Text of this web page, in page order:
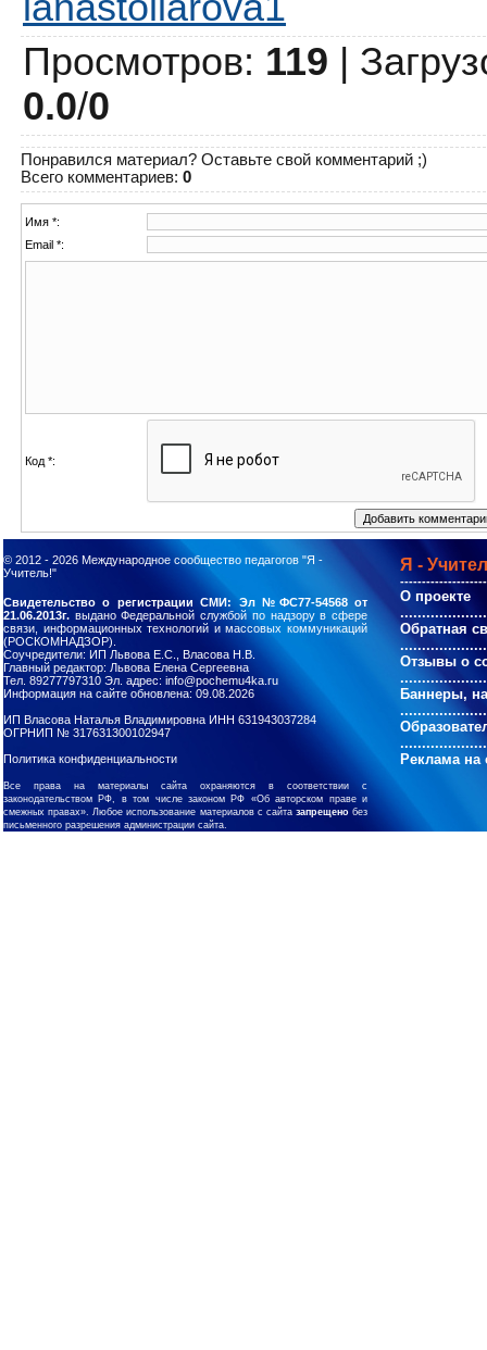
Просмотров: 119 |
0.0/0
Понравился материал? Оставьте свой комментарий ;)
Всего комментариев: 0
Имя *:
Email *:
Код *:
© 2012 - 2026 Международное сообщество педагогов "Я -
Учитель!"
Я -
О проекте
Обратная
Отзывы о
Баннеры,
Реклама на
Свидетельство о регистрации СМИ: Эл №ФС77-54568 от
21.06.2013г. выдано Федеральной службой по надзору в сфере
связи, информационных технологий и массовых коммуникаций
(РОСКОМНАДЗОР).
Соучредители: ИП Львова Е.С., Власова Н.В.
Главный редактор: Львова Елена Сергеевна
Тел. 89277797310 Эл. адрес: info@pochemu4ka.ru
Информация на сайте обновлена: 09.08.2026
ИП Власова Наталья Владимировна ИНН 631943037284
ОГРНИП № 317631300102947
Политика конфиденциальности
Все права на материалы сайта охраняются в соответствии с
законодательством РФ, в том числе законом РФ «Об авторском праве и
смежных правах». Любое использование материалов с сайта запрещенобез
письменного разрешения администрации сайта.